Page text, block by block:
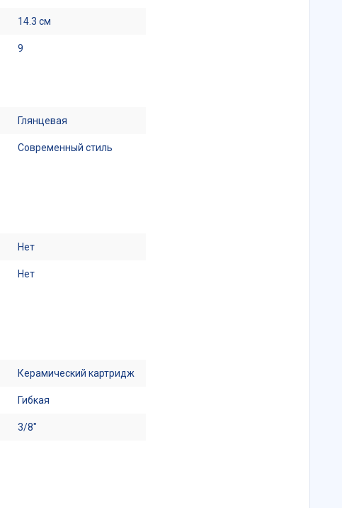
14.3 см
9
Глянцевая
Современный стиль
Нет
Нет
Керамический картридж
Гибкая
3/8"